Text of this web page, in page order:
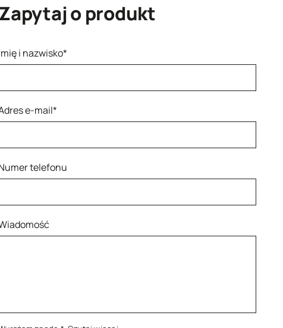
o produkt
i nazwisko*
e-mail*
telefonu